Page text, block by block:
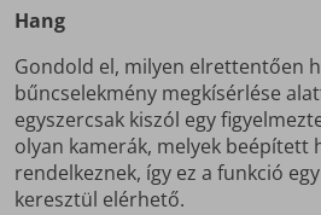
Hang
Gondold el, milyen elrettentően
bűncselekmény megkísérlése
egyszercsak kiszól egy
olyan kamerák, melyek beépített
rendelkeznek, így ez a funkció
keresztül elérhető.